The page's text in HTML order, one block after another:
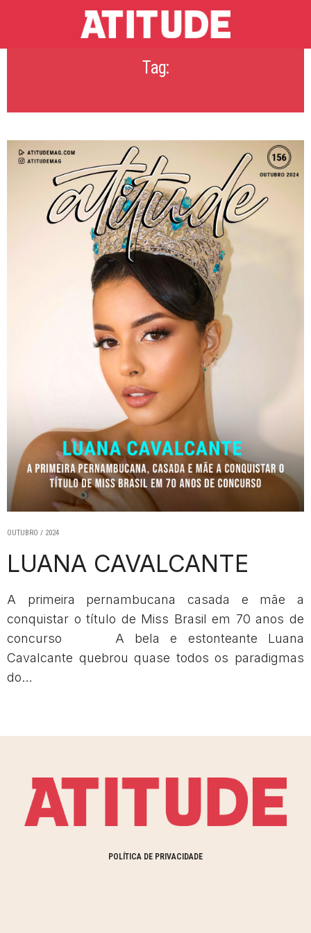
Tag:
OUTUBRO / 2024
LUANA CAVALCANTE
A primeira pernambucana casada e mãe a
conquistar o título de Miss Brasil em 70 anos de
concurso A bela e estonteante Luana
Cavalcante quebrou quase todos os paradigmas
do…
POLÍTICA DE PRIVACIDADE